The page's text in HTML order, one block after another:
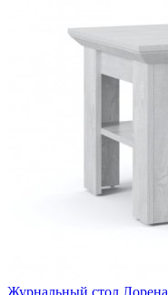
Журнальный стол Лорена